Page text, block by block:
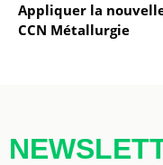
Appliquer la
CCN Métallurgie